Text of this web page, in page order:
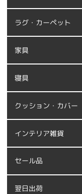
ラグ・カーペット
家具
寝具
クッション・カバー
インテリア雑貨
セール品
翌日出荷